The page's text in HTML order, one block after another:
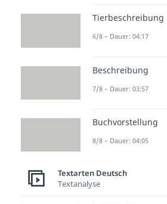
Textarten
Nützliches
Dauer: 05:18
Schreibplan
Tierbeschreibung
6/8 – Dauer: 04:17
Beschreibung
7/8 – Dauer: 03:57
Buchvorstellung
8/8 – Dauer: 04:05
Textarten Deutsch
Textanalyse